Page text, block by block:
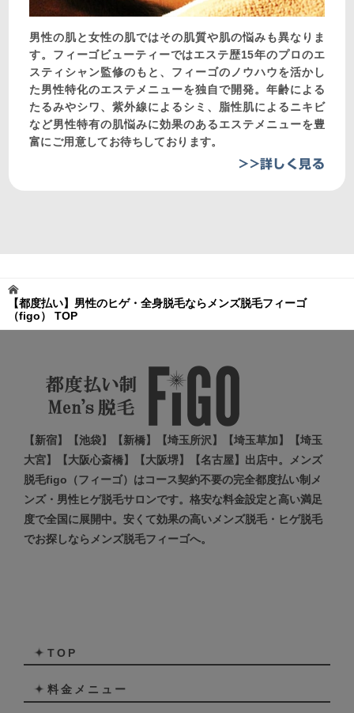
男性の肌と女性の肌ではその肌質や肌の悩みも異なりま
す。フィーゴビューティーではエステ歴15年のプロのエ
スティシャン監修のもと、フィーゴのノウハウを活かし
た男性特化のエステメニューを独自で開発。年齢による
たるみやシワ、紫外線によるシミ、脂性肌によるニキビ
など男性特有の肌悩みに効果のあるエステメニューを豊
富にご用意してお待ちしております。
>>詳しく見る
【都度払い】男性のヒゲ・全身脱毛ならメンズ脱毛フィーゴ
（figo）
TOP
【新宿】【池袋】【新橋】【埼玉所沢】【埼玉草加】【埼玉
大宮】【大阪心斎橋】【大阪堺】【名古屋】出店中。メンズ
脱毛figo（フィーゴ）はコース契約不要の完全都度払い制メ
ンズ・男性ヒゲ脱毛サロンです。格安な料金設定と高い満足
度で全国に展開中。安くて効果の高いメンズ脱毛・ヒゲ脱毛
でお探しならメンズ脱毛フィーゴへ。
TOP
料金メニュー